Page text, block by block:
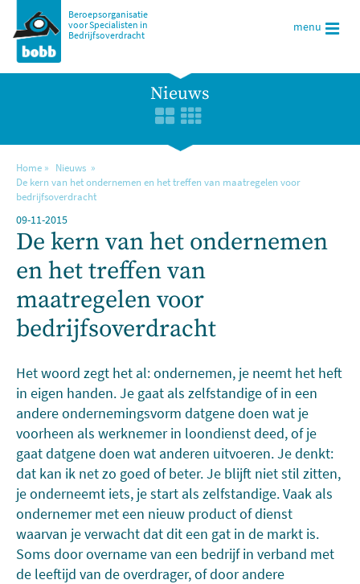
Beroepsorganisatie
voor Specialisten in
Bedrijfsoverdracht
menu
Nieuws
Home
Nieuws
De kern van het ondernemen en het treffen van maatregelen voor
bedrijfsoverdracht
09-11-2015
De kern van het ondernemen
en het treffen van
maatregelen voor
bedrijfsoverdracht
Het woord zegt het al: ondernemen, je neemt het heft
in eigen handen. Je gaat als zelfstandige of in een
andere ondernemingsvorm datgene doen wat je
voorheen als werknemer in loondienst deed, of je
gaat datgene doen wat anderen uitvoeren. Je denkt:
dat kan ik net zo goed of beter. Je blijft niet stil zitten,
je onderneemt iets, je start als zelfstandige. Vaak als
ondernemer met een nieuw product of dienst
waarvan je verwacht dat dit een gat in de markt is.
Soms door overname van een bedrijf in verband met
de leeftijd van de overdrager, of door andere